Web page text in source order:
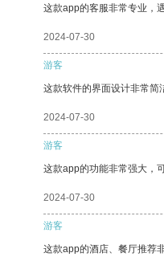
这款app的客服非常专业，
2024-07-30
游客
这款软件的界面设计非常简
2024-07-30
游客
这款app的功能非常强大，
2024-07-30
游客
这款app的酒店、餐厅推荐